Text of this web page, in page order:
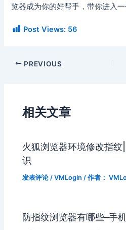
览器成为你的好帮手，带你进入一
Post Views: 56
PREVIOUS
相关文章
火狐浏览器环境修改指
识
发表评论 /VMLogin / 作者：
防指纹浏览器有哪些–手